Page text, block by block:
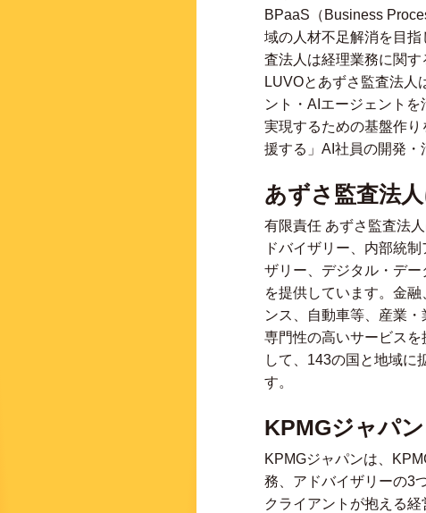
BPaaS（Business
域の人材不足解消を目
査法人は経理業務に関す
LUVOとあずさ監査法人
ント・AIエージェント
実現するための基盤作
援する」AI社員の開発・
あずさ監査法
有限責任 あずさ監査法
ドバイザリー、内部統
ザリー、デジタル・デ
を提供しています。金
ンス、自動車等、産業
専門性の高いサービス
して、143の国と地域に
す。
KPMGジャパ
KPMGジャパンは、
務、アドバイザリーの3
クライアントが抱える